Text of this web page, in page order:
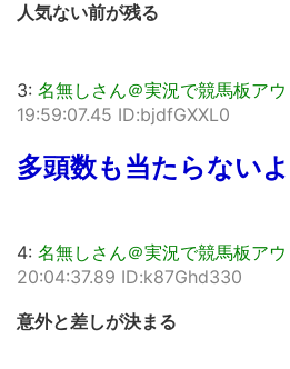
人気ない前が残る
3: 名無しさん＠実況で競馬板アウ
19:59:07.45 ID:bjdfGXXL0
多頭数も当たらない
4: 名無しさん＠実況で競馬板アウ
20:04:37.89 ID:k87Ghd330
意外と差しが決まる